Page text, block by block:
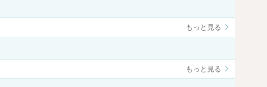
もっと見る
もっと見る